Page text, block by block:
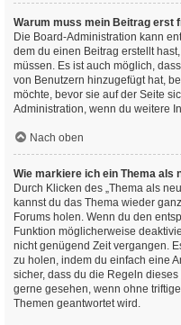
Warum muss mein Beitrag erst
Die Board-Administration kann
dem du einen Beitrag erstellt
müssen. Es ist auch möglich,
von Benutzern hinzugefügt hat,
möchte, bevor sie auf der Seite
Administration, wenn du weitere
Nach oben
Wie markiere ich ein Thema als
Durch Klicken des „Thema als
kannst du das Thema wieder
Forums holen. Wenn du den
Funktion möglicherweise
nicht genügend Zeit vergangen.
zu holen, indem du einfach eine
sicher, dass du die Regeln
gerne gesehen, wenn ohne
Themen geantwortet wird.